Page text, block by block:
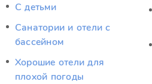
С детьми
Санатории и отели с
бассейном
Хорошие отели для
плохой погоды